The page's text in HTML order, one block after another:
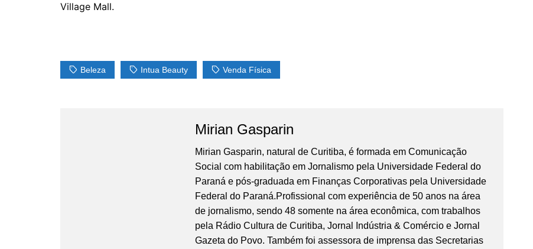
Village Mall.
Beleza Intua Beauty Venda Física
Mirian Gasparin
Mirian Gasparin, natural de Curitiba, é formada em Comunicação
Social com habilitação em Jornalismo pela Universidade Federal do
Paraná e pós-graduada em Finanças Corporativas pela Universidade
Federal do Paraná.Profissional com experiência de 50 anos na área
de jornalismo, sendo 48 somente na área econômica, com trabalhos
pela Rádio Cultura de Curitiba, Jornal Indústria & Comércio e Jornal
Gazeta do Povo. Também foi assessora de imprensa das Secretarias